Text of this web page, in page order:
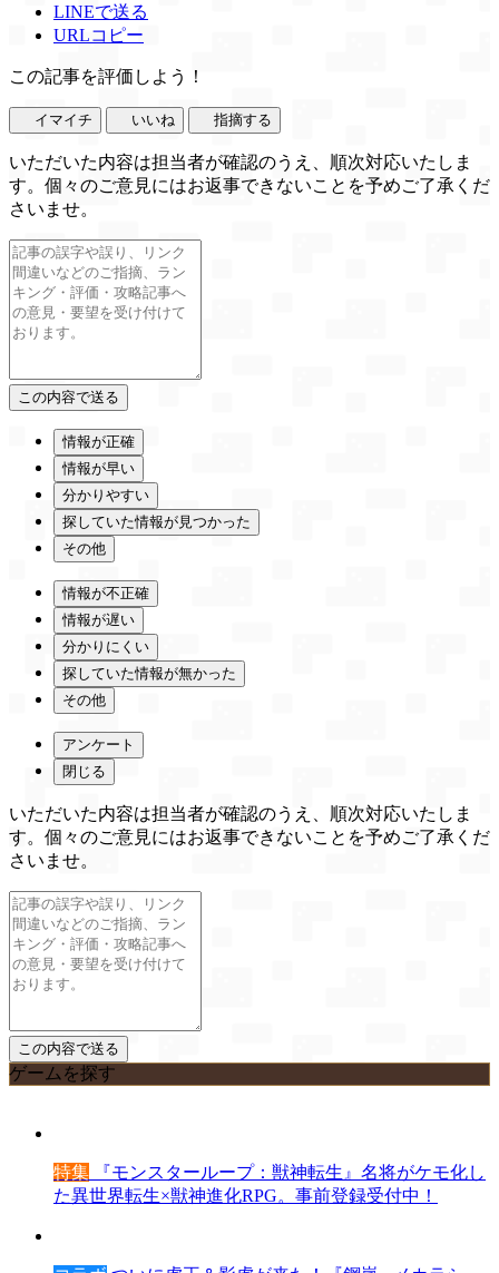
LINEで送る
URLコピー
この記事を評価しよう！
イマイチ いいね 指摘する
いただいた内容は担当者が確認のうえ、順次対応いたしま
す。個々のご意見にはお返事できないことを予めご了承くだ
さいませ。
情報が正確
情報が早い
分かりやすい
探していた情報が見つかった
その他
情報が不正確
情報が遅い
分かりにくい
探していた情報が無かった
その他
アンケート
閉じる
いただいた内容は担当者が確認のうえ、順次対応いたしま
す。個々のご意見にはお返事できないことを予めご了承くだ
さいませ。
ゲームを探す
特集 『モンスターループ：獣神転生』名将がケモ化し
た異世界転生×獣神進化RPG。事前登録受付中！